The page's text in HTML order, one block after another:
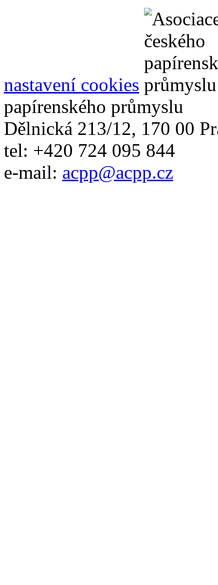
nastavení cookies
papírenského průmyslu
Dělnická 213/12, 170 00
tel: +420 724 095 844
e-mail: acpp@acpp.cz